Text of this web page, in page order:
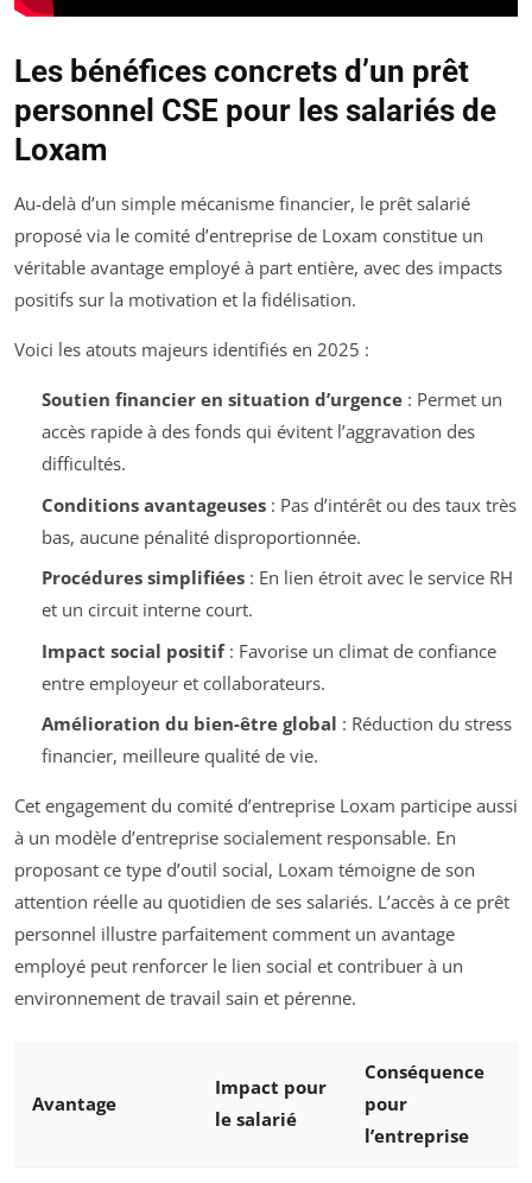
Les bénéfices concrets d’un prêt
personnel CSE pour les salariés de
Loxam
Au-delà d’un simple mécanisme financier, le prêt salarié
proposé via le comité d’entreprise de Loxam constitue un
véritable avantage employé à part entière, avec des impacts
positifs sur la motivation et la fidélisation.
Voici les atouts majeurs identifiés en 2025 :
Soutien financier en situation d’urgence: Permet un
accès rapide à des fonds qui évitent l’aggravation des
difficultés.
Conditions avantageuses: Pas d’intérêt ou des taux très
bas, aucune pénalité disproportionnée.
Procédures simplifiées: En lien étroit avec le service RH
et un circuit interne court.
Impact social positif: Favorise un climat de confiance
entre employeur et collaborateurs.
Amélioration du bien-être global : Réduction du stress
financier, meilleure qualité de vie.
Cet engagement du comité d’entreprise Loxam participe aussi
à un modèle d’entreprise socialement responsable. En
proposant ce type d’outil social, Loxam témoigne de son
attention réelle au quotidien de ses salariés. L’accès à ce prêt
personnel illustre parfaitement comment un avantage
employé peut renforcer le lien social et contribuer à un
environnement de travail sain et pérenne.
Avantage
Impact pour
le salarié
Conséquence
pour
l’entreprise